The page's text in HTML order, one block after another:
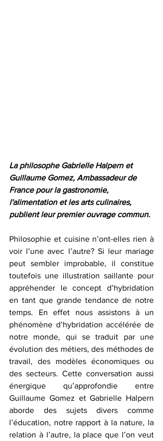
La philosophe Gabrielle Halpern et
Guillaume Gomez, Ambassadeur de
France pour la gastronomie,
l'alimentation et les arts culinaires,
publient leur premier ouvrage commun.
Philosophie et cuisine n’ont-elles rien à
voir l’une avec l’autre? Si leur mariage
peut sembler improbable, il constitue
toutefois une illustration saillante pour
appréhender le concept d’hybridation
en tant que grande tendance de notre
temps. En effet nous assistons à un
phénomène d’hybridation accélérée de
notre monde, qui se traduit par une
évolution des métiers, des méthodes de
travail, des modèles économiques ou
des secteurs. Cette conversation aussi
énergique qu’approfondie entre
Guillaume Gomez et Gabrielle Halpern
aborde des sujets divers comme
l’éducation, notre rapport à la nature, la
relation à l’autre, la place que l’on veut